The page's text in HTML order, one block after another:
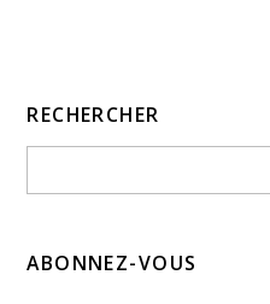
RECHERCHER
ABONNEZ-VOUS